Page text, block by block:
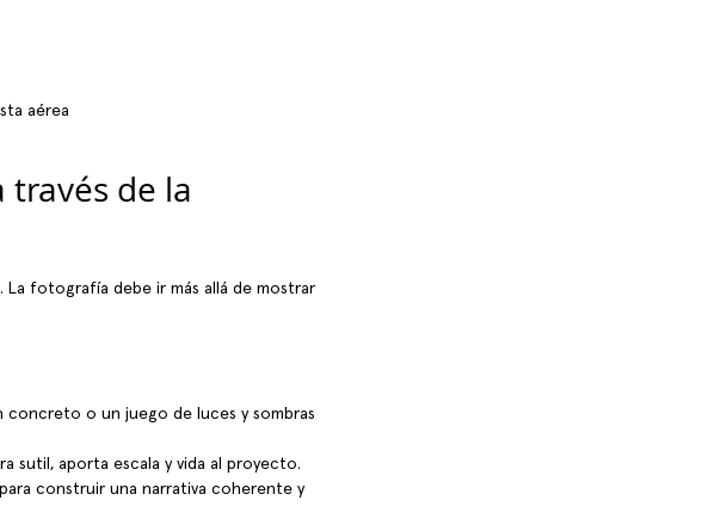
aérea
de la
fotografía debe ir más allá de mostrar
concreto o un juego de luces y sombras
sutil, aporta escala y vida al proyecto.
construir una narrativa coherente y